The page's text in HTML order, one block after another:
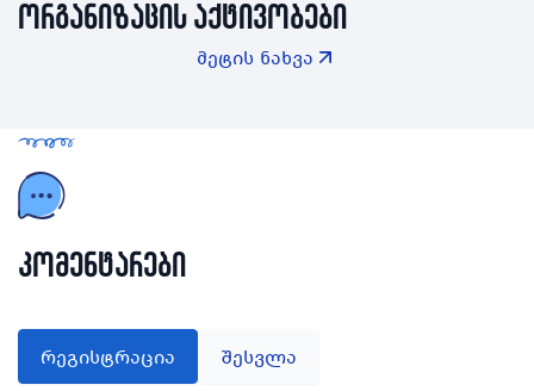
ორგანიზაცის აქტივობები
მეტის ნახვა
კომენტარები
რეგისტრაცია შესვლა